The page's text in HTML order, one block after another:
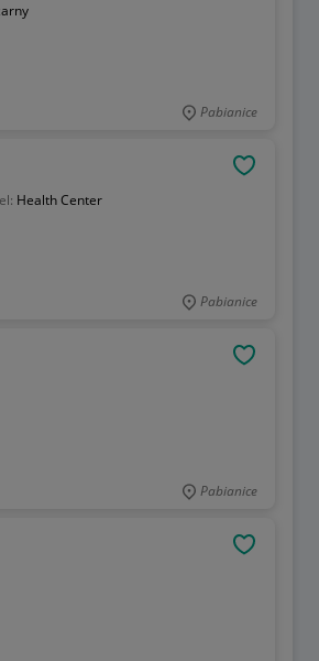
Pabianice
Health Center
Pabianice
Pabianice